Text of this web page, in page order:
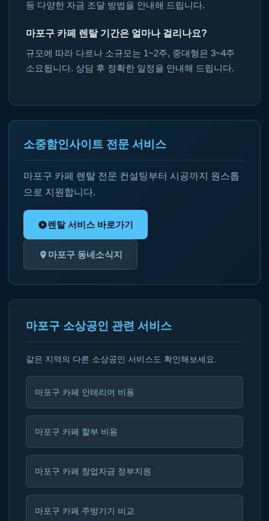
등 다양한 자금 조달 방법을 안내해 드립니다.
마포구 카페 렌탈 기간은 얼마나 걸리나요?
규모에 따라 다르나 소규모는 1~2주, 중대형은 3~4주
소요됩니다. 상담 후 정확한 일정을 안내해 드립니다.
소중함인사이트 전문 서비스
마포구 카페 렌탈 전문 컨설팅부터 시공까지 원스톱
으로 지원합니다.
렌탈 서비스 바로가기
마포구 동네소식지
마포구 소상공인 관련 서비스
같은 지역의 다른 소상공인 서비스도 확인해보세요.
마포구 카페 인테리어 비용
마포구 카페 할부 비용
마포구 카페 창업자금 정부지원
마포구 카페 주방기기 비교